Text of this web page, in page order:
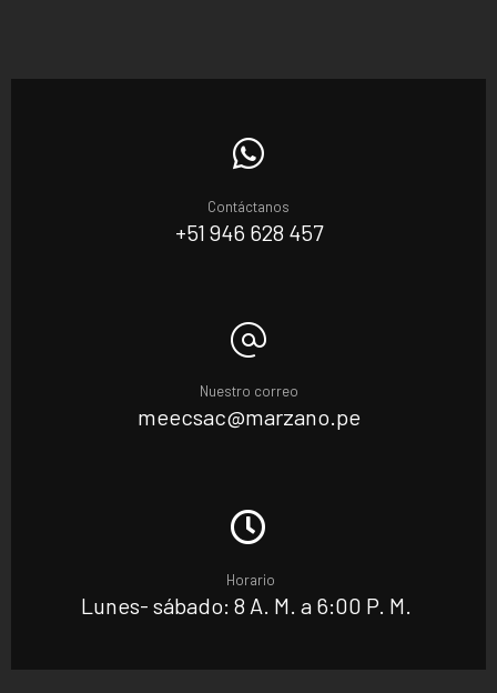
Contáctanos
+51 946 628 457
Nuestro correo
meecsac@marzano.pe
Horario
Lunes- sábado: 8 A. M. a 6:00 P. M.